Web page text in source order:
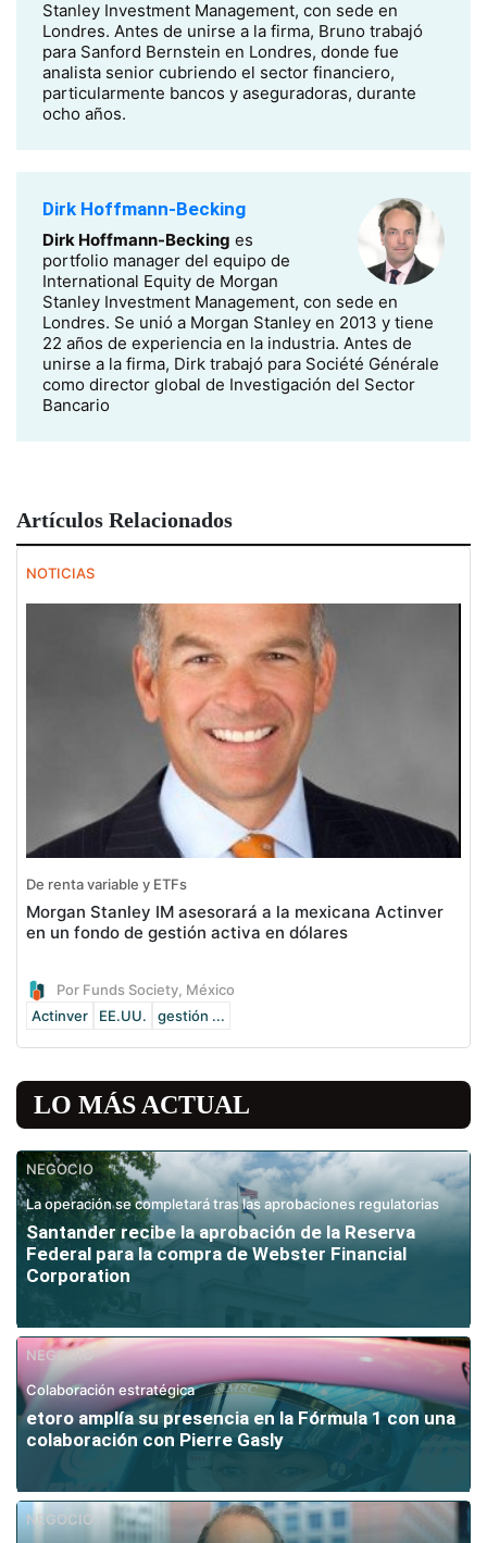
Stanley Investment Management, con sede en
Londres. Antes de unirse a la firma, Bruno trabajó
para Sanford Bernstein en Londres, donde fue
analista senior cubriendo el sector financiero,
particularmente bancos y aseguradoras, durante
ocho años.
Dirk Hoffmann-Becking
Dirk Hoffmann-Becking es
portfolio manager del equipo de
International Equity de Morgan
Stanley Investment Management, con sede en
Londres. Se unió a Morgan Stanley en 2013 y tiene
22 años de experiencia en la industria. Antes de
unirse a la firma, Dirk trabajó para Société Générale
como director global de Investigación del Sector
Bancario
Artículos Relacionados
NOTICIAS
De renta variable y ETFs
Morgan Stanley IM asesorará a la mexicana Actinver
en un fondo de gestión activa en dólares
Por Funds Society, México
Actinver
EE.UU. gestión ...
LO MÁS ACTUAL
NEGOCIO
La operación se completará tras las aprobaciones regulatorias
Santander recibe la aprobación de la Reserva
Federal para la compra de Webster Financial
Corporation
NEGOCIO
Colaboración estratégica
etoro amplía su presencia en la Fórmula 1 con una
colaboración con Pierre Gasly
NEGOCIO